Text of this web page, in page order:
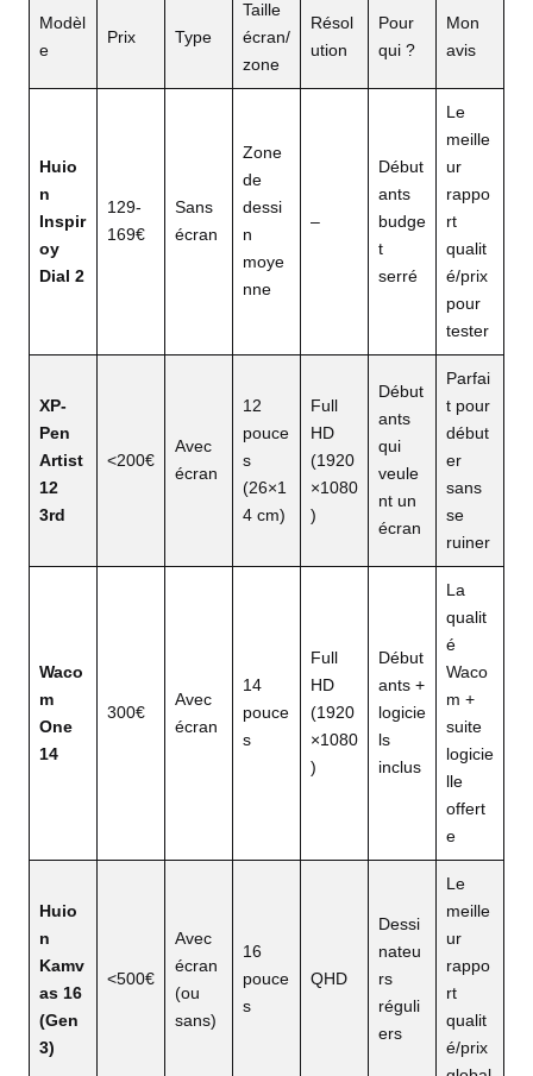
Modèl
e
Prix Type
Taille
écran/
zone
Résol
ution
Pour
qui ?
Mon
avis
Huio
n
Inspir
oy
Dial 2
129-
169€
Sans
écran
Zone
de
dessi
n
moye
nne
–
Début
ants
budge
t
serré
Le
meille
ur
rappo
rt
qualit
é/prix
pour
tester
XP-
Pen
Artist
12
3rd
<200€
Avec
écran
12
pouce
s
(26×1
4 cm)
Full
HD
(1920
×1080
)
Début
ants
qui
veule
nt un
écran
Parfai
t pour
début
er
sans
se
ruiner
Waco
m
One
14
300€
Avec
écran
14
pouce
s
Full
HD
(1920
×1080
)
Début
ants +
logicie
ls
inclus
La
qualit
é
Waco
m +
suite
logicie
lle
offert
e
Huio
n
Kamv
as 16
(Gen
3)
<500€
Avec
écran
(ou
sans)
16
pouce
s
QHD
Dessi
nateu
rs
réguli
ers
Le
meille
ur
rappo
rt
qualit
é/prix